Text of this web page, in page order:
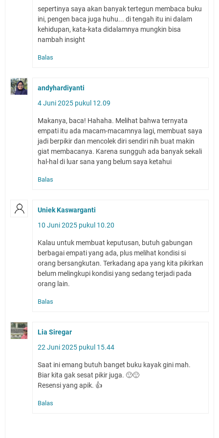
sepertinya saya akan banyak tertegun membaca buku
ini, pengen baca juga huhu... di tengah itu ini dalam
kehidupan, kata-kata didalamnya mungkin bisa
nambah insight
Balas
andyhardiyanti
4 Juni 2025 pukul 12.09
Makanya, baca! Hahaha. Melihat bahwa ternyata
empati itu ada macam-macamnya lagi, membuat saya
jadi berpikir dan mencolek diri sendiri nih buat makin
giat membacanya. Karena sungguh ada banyak sekali
hal-hal di luar sana yang belum saya ketahui
Balas
Uniek Kaswarganti
10 Juni 2025 pukul 10.20
Kalau untuk membuat keputusan, butuh gabungan
berbagai empati yang ada, plus melihat kondisi si
orang bersangkutan. Terkadang apa yang kita pikirkan
belum melingkupi kondisi yang sedang terjadi pada
orang lain.
Balas
Lia Siregar
22 Juni 2025 pukul 15.44
Saat ini emang butuh banget buku kayak gini mah.
Biar kita gak sesat pikir juga. 🙂🙂
Resensi yang apik. 👍
Balas